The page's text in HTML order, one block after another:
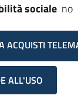
sociale no
ACQUISTI
ALL'USO